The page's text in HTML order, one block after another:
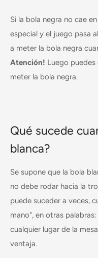
Si la bola negra no cae
especial y el juego pasa
a meter la bola negra
Atención! Luego puedes
meter la bola negra.
Qué sucede
blanca?
Se supone que la bola
no debe rodar hacia la
puede suceder a veces,
mano", en otras
cualquier lugar de la
ventaja.